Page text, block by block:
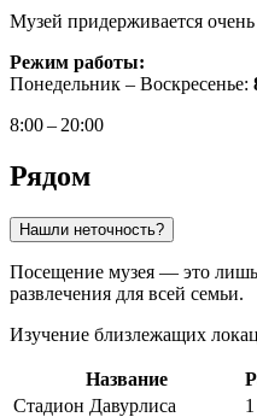
Музей придерживается
Режим работы:
Понедельник – Воскресенье:
8:00 – 20:00
Рядом
Нашли неточность?
Посещение музея — это лишь
развлечения для всей семьи.
Изучение близлежащих
Название
Стадион Давурлиса